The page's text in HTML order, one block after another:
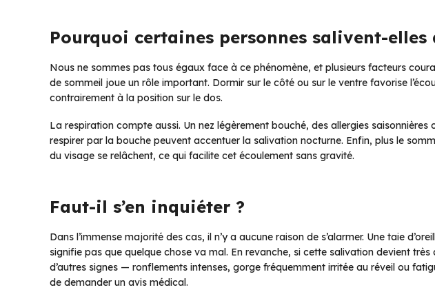
Pourquoi certaines personnes salivent-elles
Nous ne sommes pas tous égaux face à ce phénomène, et plusieurs facteurs
de sommeil joue un rôle important. Dormir sur le côté ou sur le ventre favorise
contrairement à la position sur le dos.
La respiration compte aussi. Un nez légèrement bouché, des allergies saisonnières
respirer par la bouche peuvent accentuer la salivation nocturne. Enfin, plus le
du visage se relâchent, ce qui facilite cet écoulement sans gravité.
Faut-il s’en inquiéter ?
Dans l’immense majorité des cas, il n’y a aucune raison de s’alarmer. Une taie
signifie pas que quelque chose va mal. En revanche, si cette salivation devient
d’autres signes — ronflements intenses, gorge fréquemment irritée au réveil ou
de demander un avis médical.